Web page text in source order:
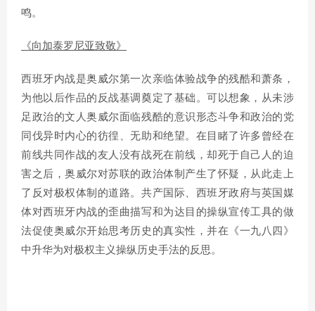
鸣。
《向加泰罗尼亚致敬》
西班牙内战是奥威尔第一次亲临体验战争的残酷和萧条，
为他以后作品的反战基调奠定了基础。可以想象，从未涉
足政治的文人奥威尔面临残酷的意识形态斗争和政治的党
同伐异时内心的彷徨、无助和绝望。在目睹了许多曾经在
前线共同作战的友人没有战死在前线，却死于自己人的迫
害之后，奥威尔对苏联的政治体制产生了怀疑，从此走上
了反对极权体制的道路。共产国际、西班牙政府与英国媒
体对西班牙内战的歪曲描写和为达目的操纵宣传工具的做
法促使奥威尔开始思考历史的真实性，并在《一九八四》
中升华为对极权主义操纵历史手法的反思。